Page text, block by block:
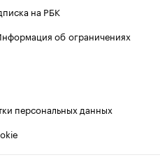
на РБК
об ограничениях
персональных данных